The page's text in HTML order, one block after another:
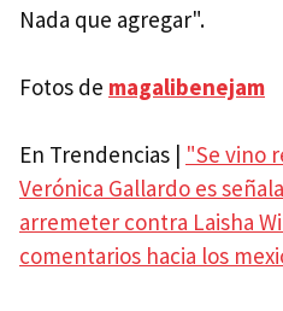
Nada que agregar".
Fotos de magalibenejam
En Trendencias | "Se vino
Verónica Gallardo es
arremeter contra Laisha
comentarios hacia los